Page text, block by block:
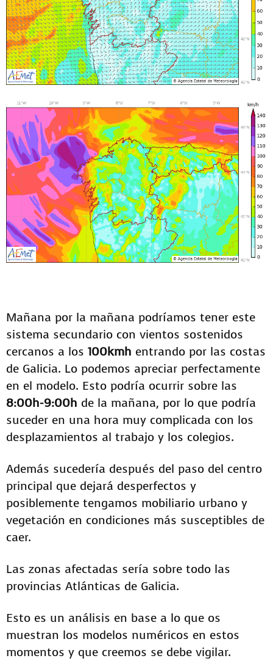
Mañana por la mañana podríamos tener este
sistema secundario con vientos sostenidos
cercanos a los 100kmh entrando por las costas
de Galicia. Lo podemos apreciar perfectamente
en el modelo. Esto podría ocurrir sobre las
8:00h-9:00h de la mañana, por lo que podría
suceder en una hora muy complicada con los
desplazamientos al trabajo y los colegios.
Además sucedería después del paso del centro
principal que dejará desperfectos y
posiblemente tengamos mobiliario urbano y
vegetación en condiciones más susceptibles de
caer.
Las zonas afectadas sería sobre todo las
provincias Atlánticas de Galicia.
Esto es un análisis en base a lo que os
muestran los modelos numéricos en estos
momentos y que creemos se debe vigilar.